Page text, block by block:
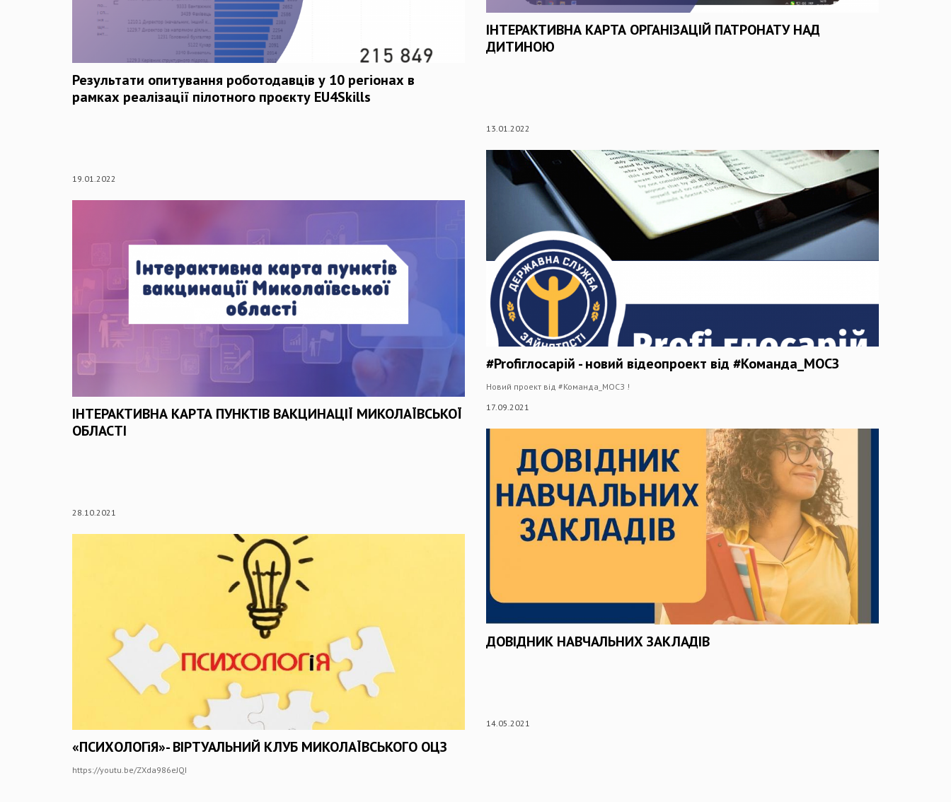
Результати опитування роботодавців у 10 регіонах в
рамках реалізації пілотного проєкту EU4Skills
19.01.2022
ІНТЕРАКТИВНА КАРТА ПУНКТІВ ВАКЦИНАЦІЇ МИКОЛАЇВСЬКОЇ
ОБЛАСТІ
28.10.2021
«ПСИХОЛОГіЯ»- ВІРТУАЛЬНИЙ КЛУБ МИКОЛАЇВСЬКОГО ОЦЗ
https://youtu.be/ZXda986eJQI
ІНТЕРАКТИВНА КАРТА ОРГАНІЗАЦІЙ ПАТРОНАТУ НАД
ДИТИНОЮ
13.01.2022
#Profiглосарій - новий відеопроект від #Команда_МОСЗ
Новий проект від #Команда_МОСЗ !
17.09.2021
ДОВІДНИК НАВЧАЛЬНИХ ЗАКЛАДІВ
14.05.2021